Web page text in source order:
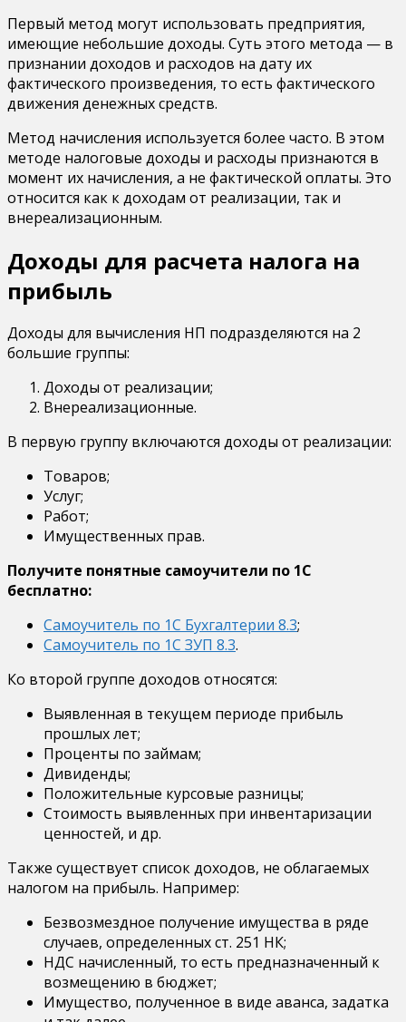
Первый метод могут использовать предприятия,
имеющие небольшие доходы. Суть этого метода — в
признании доходов и расходов на дату их
фактического произведения, то есть фактического
движения денежных средств.
Метод начисления используется более часто. В этом
методе налоговые доходы и расходы признаются в
момент их начисления, а не фактической оплаты. Это
относится как к доходам от реализации, так и
внереализационным.
Доходы для расчета налога на
прибыль
Доходы для вычисления НП подразделяются на 2
большие группы:
Доходы от реализации;
Внереализационные.
В первую группу включаются доходы от реализации:
Товаров;
Услуг;
Работ;
Имущественных прав.
Получите понятные самоучители по 1С
бесплатно:
Самоучитель по 1С Бухгалтерии 8.3;
Самоучитель по 1С ЗУП 8.3.
Ко второй группе доходов относятся:
Выявленная в текущем периоде прибыль
прошлых лет;
Проценты по займам;
Дивиденды;
Положительные курсовые разницы;
Стоимость выявленных при инвентаризации
ценностей, и др.
Также существует список доходов, не облагаемых
налогом на прибыль. Например:
Безвозмездное получение имущества в ряде
случаев, определенных ст. 251 НК;
НДС начисленный, то есть предназначенный к
возмещению в бюджет;
Имущество, полученное в виде аванса, задатка